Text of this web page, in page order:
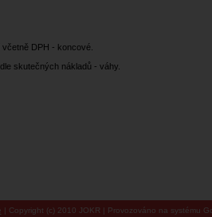
DPH - koncové.
skutečných nákladů - váhy.
| Copyright (c) 2010 JOKR | Provozováno na systému